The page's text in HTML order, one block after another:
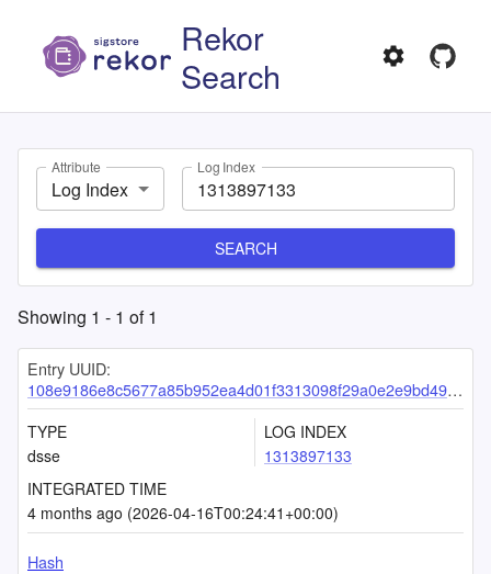
Rekor
Search
Attribute
Log Index
Log Index
SEARCH
Showing 1 - 1 of1
Entry UUID:
108e9186e8c5677a85b952ea4d01f3313098f29a0e2e9bd4923cc8a8f64c3468b17012d93eb51f16
TYPE
dsse
LOG INDEX
1313897133
INTEGRATED TIME
4 months ago (2026-04-16T00:24:41+00:00)
Hash